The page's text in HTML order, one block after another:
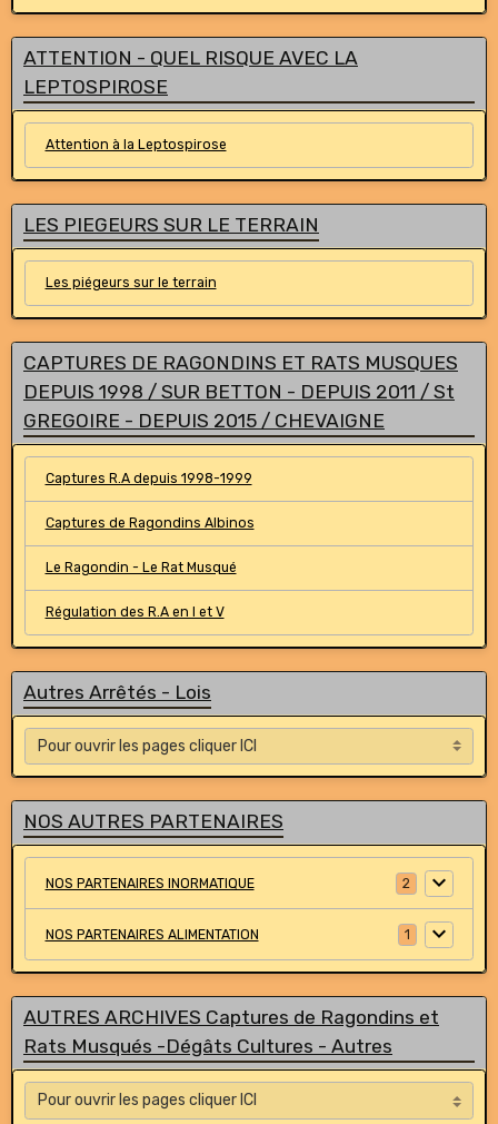
ATTENTION - QUEL RISQUE AVEC LA
LEPTOSPIROSE
Attention à la Leptospirose
LES PIEGEURS SUR LE TERRAIN
Les piégeurs sur le terrain
CAPTURES DE RAGONDINS ET RATS MUSQUES
DEPUIS 1998 / SUR BETTON - DEPUIS 2011 / St
GREGOIRE - DEPUIS 2015 / CHEVAIGNE
Captures R.A depuis 1998-1999
Captures de Ragondins Albinos
Le Ragondin - Le Rat Musqué
Régulation des R.A en I et V
Autres Arrêtés - Lois
NOS AUTRES PARTENAIRES
NOS PARTENAIRES INORMATIQUE 2
NOS PARTENAIRES ALIMENTATION 1
AUTRES ARCHIVES Captures de Ragondins et
Rats Musqués -Dégâts Cultures - Autres